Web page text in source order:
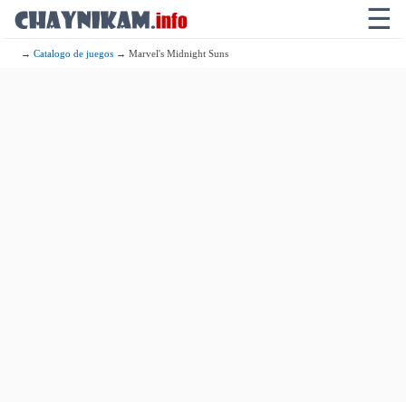
☰
→Catalogo de juegos → Marvel's Midnight Suns